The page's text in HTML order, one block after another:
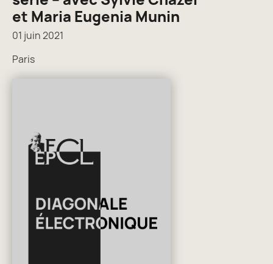
et Maria Eugenia Munin
01 juin 2021
Paris